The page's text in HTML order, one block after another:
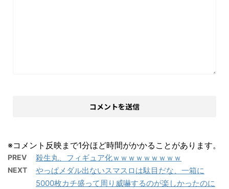
※コメント反映まで1分ほど時間がかかることがあります。
PREV 殺生丸、フィギュア化ｗｗｗｗｗｗｗｗｗ
NEXT
やっぱメダル出ないスマスロは駄目だな、一箱に
5000枚カチ盛って周り威嚇するのが楽しかったのに